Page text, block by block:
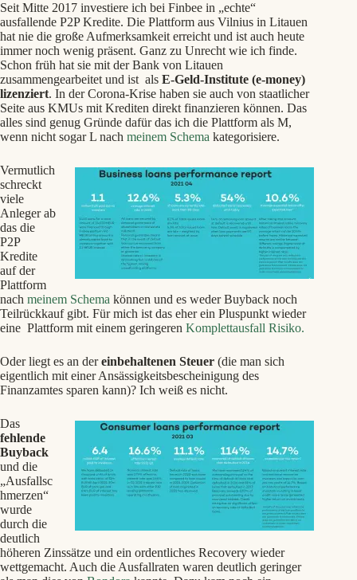
Seit Mitte 2017 investiere ich bei Finbee in „echte“
ausfallende P2P Kredite. Die Plattform aus Vilnius in Litauen
hat nie die große Aufmerksamkeit erreicht und ist auch heute
immer noch wenig präsent. Ganz zu Unrecht wie ich finde.
Schon früh hat sie mit der Bank von Litauen
zusammengearbeitet und ist als E-Geld-Institute (e-money)
lizenziert. In der Corona-Krise haben sie auch von staatlicher
Seite aus KMUs mit Krediten direkt finanzieren können. Das
alles sind genug Gründe dafür das ich die Plattform als M,
wenn nicht sogar L nach meinem Schema kategorisiere.
Vermutlich
schreckt
viele
Anleger ab
das die
P2P
Kredite
auf der
Plattform
nach meinem Schema können und es weder Buyback noch
Teilrückkauf gibt. Für mich ist das eher ein Pluspunkt wieder
eine Plattform mit einem geringeren Komplettausfall Risiko.
Oder liegt es an dereinbehaltenen Steuer (die man sich
eigentlich mit einer Ansässigkeitsbescheinigung des
Finanzamtes sparen kann)? Ich weiß es nicht.
Das
fehlende
Buyback
und die
„Ausfallsc
hmerzen“
wurde
durch die
deutlich
höheren Zinssätze und ein ordentliches Recovery wieder
wettgemacht. Auch die Ausfallraten waren deutlich geringer